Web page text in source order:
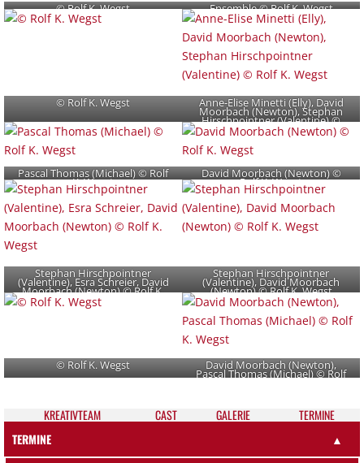
© Rolf K. Wegst Ensemble © Rolf K. Wegst
© Rolf K. Wegst Anne-Elise Minetti (Elly), David
Moorbach (Newton), Stephan
Hirschpointner (Valentine) ©
Rolf K. Wegst
Pascal Thomas (Michael) © Rolf
K. Wegst
David Moorbach (Newton) ©
Rolf K. Wegst
Stephan Hirschpointner
(Valentine), Esra Schreier, David
Moorbach (Newton) © Rolf K.
Wegst
Stephan Hirschpointner
(Valentine), David Moorbach
(Newton) © Rolf K. Wegst
© Rolf K. Wegst David Moorbach (Newton),
Pascal Thomas (Michael) © Rolf
K. Wegst
KREATIV­TEAM CAST GALE­RIE
TER­MI­NE
TERMINE
▲